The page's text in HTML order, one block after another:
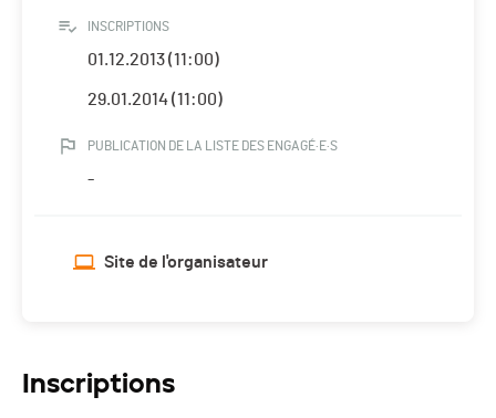
INSCRIPTIONS
01.12.2013 (11:00)
29.01.2014 (11:00)
PUBLICATION DE LA LISTE DES ENGAGÉ·E·S
-
Site de l'organisateur
Inscriptions